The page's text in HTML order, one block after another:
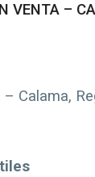
VENTA –
Calama,